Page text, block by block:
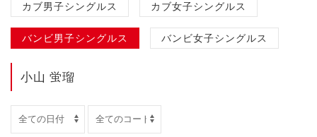
カブ男子シングルス カブ女子シングルス
バンビ男子シングルス バンビ女子シングルス
小山 蛍瑠